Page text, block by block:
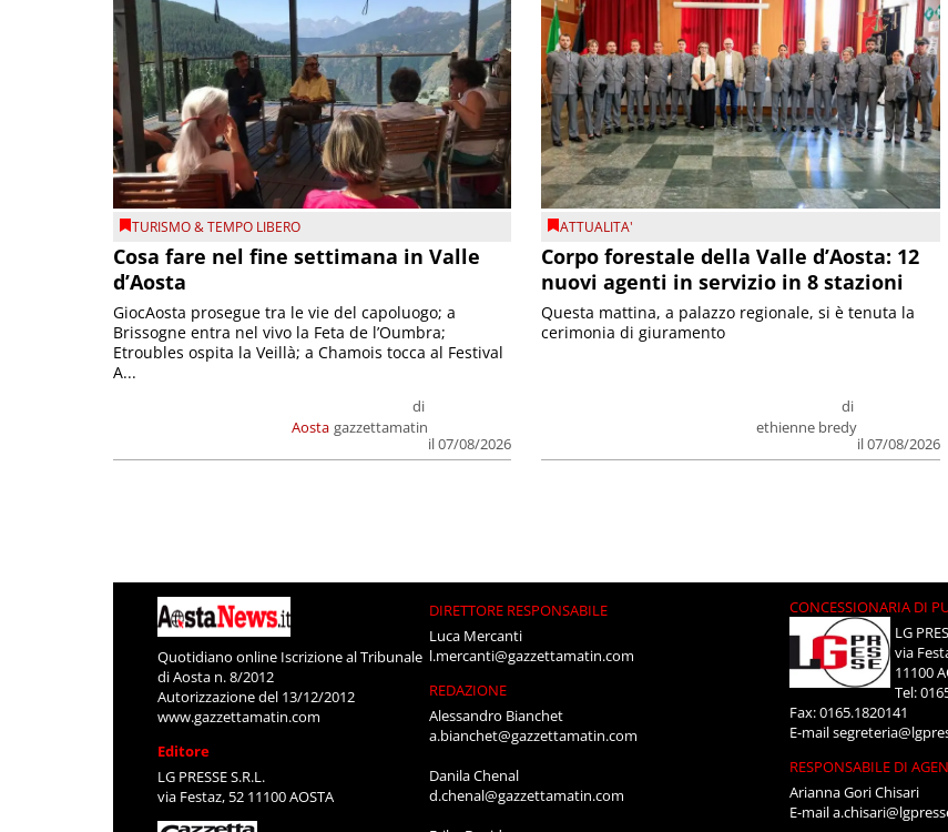
TURISMO & TEMPO LIBERO
Cosa fare nel fine settimana in Valle
d’Aosta
Aosta
di
gazzettamatin
il 07/08/2026
GiocAosta prosegue tra le vie del capoluogo; a
Brissogne entra nel vivo la Feta de l’Oumbra;
Etroubles ospita la Veillà; a Chamois tocca al Festival
A...
ATTUALITA'
Corpo forestale della Valle d’Aosta: 12
nuovi agenti in servizio in 8 stazioni
di
ethienne bredy
il 07/08/2026
Questa mattina, a palazzo regionale, si è tenuta la
cerimonia di giuramento
Quotidiano online Iscrizione al Tribunale
di Aosta n. 8/2012
Autorizzazione del 13/12/2012
www.gazzettamatin.com
Editore
LG PRESSE S.R.L.
via Festaz, 52 11100 AOSTA
DIRETTORE RESPONSABILE
Luca Mercanti
l.mercanti@gazzettamatin.com
REDAZIONE
Alessandro Bianchet
a.bianchet@gazzettamatin.com
Danila Chenal
d.chenal@gazzettamatin.com
CONCESSIONARIA DI
LG
via
11100
Tel:
Fax: 0165.1820141
E-mail
RESPONSABILE DI
Arianna Gori Chisari
E-mail